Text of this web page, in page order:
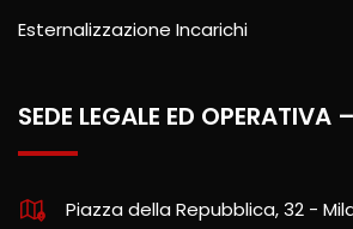
Esternalizzazione Incarichi
SEDE LEGALE ED OPERATIVA
Piazza della Repubblica, 32 -